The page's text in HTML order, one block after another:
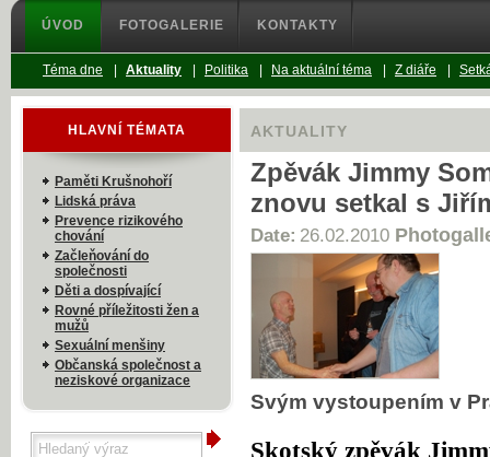
AKTUALITY
Zpěvák Jimmy
znovu setkal s
Date: 26.02.2010
Svým vystoupením v
Skotský zpěvák
HLAVNÍ TÉMATA
Paměti Krušnohoří
Lidská práva
Prevence rizikového
chování
Začleňování do
společnosti
Děti a dospívající
Rovné příležitosti žen a
mužů
Sexuální menšiny
Občanská společnost a
neziskové organizace
ÚVOD FOTOGALERIE KONTAKTY
Téma dne Aktuality Politika Na aktuální téma Z diáře